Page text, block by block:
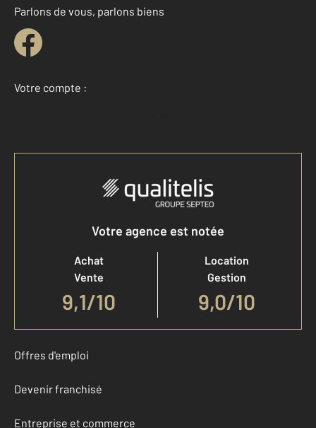
Parlons de vous, parlons biens
Votre compte :
Accéder à mon compte
Votre agence est notée
Achat
Vente
9,1/10
Location
Gestion
9,0/10
Offres d'emploi
Devenir franchisé
Entreprise et commerce